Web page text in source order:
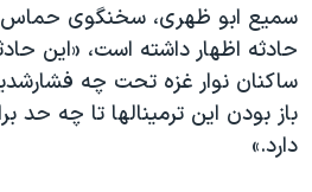
سميع ابو ظهری، سخنگوی
حادثه اظهار داشته است، «اين
ساکنان نوار غزه تحت چه
باز بودن اين ترمينالها تا چه حد
دارد.»